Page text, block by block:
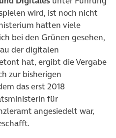
wird, ist noch nicht
hatten viele
bei den Grünen gesehen,
der digitalen
hat, ergibt die Vergabe
zur bisherigen
das erst 2018
für
angesiedelt war,